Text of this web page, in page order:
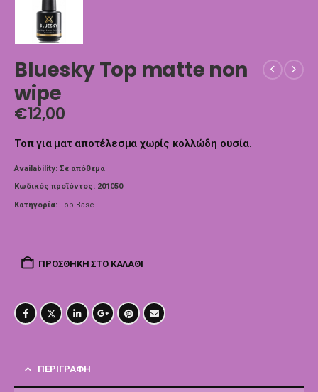
Bluesky Top matte non
wipe
€12,00
Τοπ για ματ αποτέλεσμα χωρίς κολλώδη ουσία.
Availability: Σε απόθεμα
Κωδικός προϊόντος: 201050
Κατηγορία: Top-Base
ΠΡΟΣΘΉΚΗ ΣΤΟ ΚΑΛΆΘΙ
ΠΕΡΙΓΡΑΦΉ